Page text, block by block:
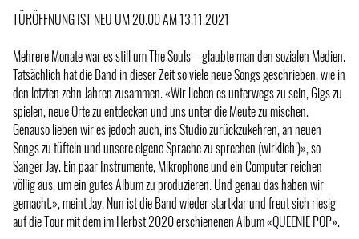
TÜRÖFFNUNG IST NEU UM 20.00 AM 13.11.2021
Mehrere Monate war es still um The Souls – glaubte man den sozialen Medien.
Tatsächlich hat die Band in dieser Zeit so viele neue Songs geschrieben, wie in
den letzten zehn Jahren zusammen. «Wir lieben es unterwegs zu sein, Gigs zu
spielen, neue Orte zu entdecken und uns unter die Meute zu mischen.
Genauso lieben wir es jedoch auch, ins Studio zurückzukehren, an neuen
Songs zu tüfteln und unsere eigene Sprache zu sprechen (wirklich!)», so
Sänger Jay. Ein paar Instrumente, Mikrophone und ein Computer reichen
völlig aus, um ein gutes Album zu produzieren. Und genau das haben wir
gemacht.», meint Jay. Nun ist die Band wieder startklar und freut sich riesig
auf die Tour mit dem im Herbst 2020 erschienenen Album «QUEENIE POP».